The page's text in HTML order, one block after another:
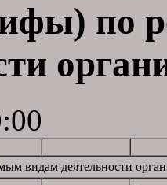
по
видам деятельности